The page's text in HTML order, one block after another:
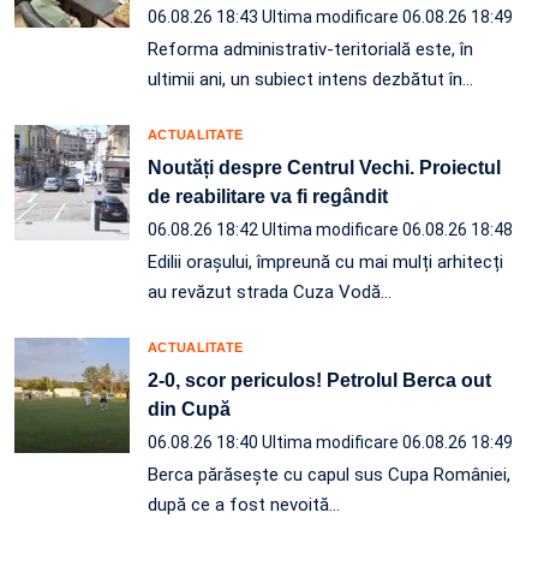
06.08.26 18:43 Ultima modificare 06.08.26 18:49
Reforma administrativ-teritorială este, în
ultimii ani, un subiect intens dezbătut în…
ACTUALITATE
Noutăți despre Centrul Vechi. Proiectul
de reabilitare va fi regândit
06.08.26 18:42 Ultima modificare 06.08.26 18:48
Edilii orașului, împreună cu mai mulți arhitecți
au revăzut strada Cuza Vodă…
ACTUALITATE
2-0, scor periculos! Petrolul Berca out
din Cupă
06.08.26 18:40 Ultima modificare 06.08.26 18:49
Berca părăsește cu capul sus Cupa României,
după ce a fost nevoită…